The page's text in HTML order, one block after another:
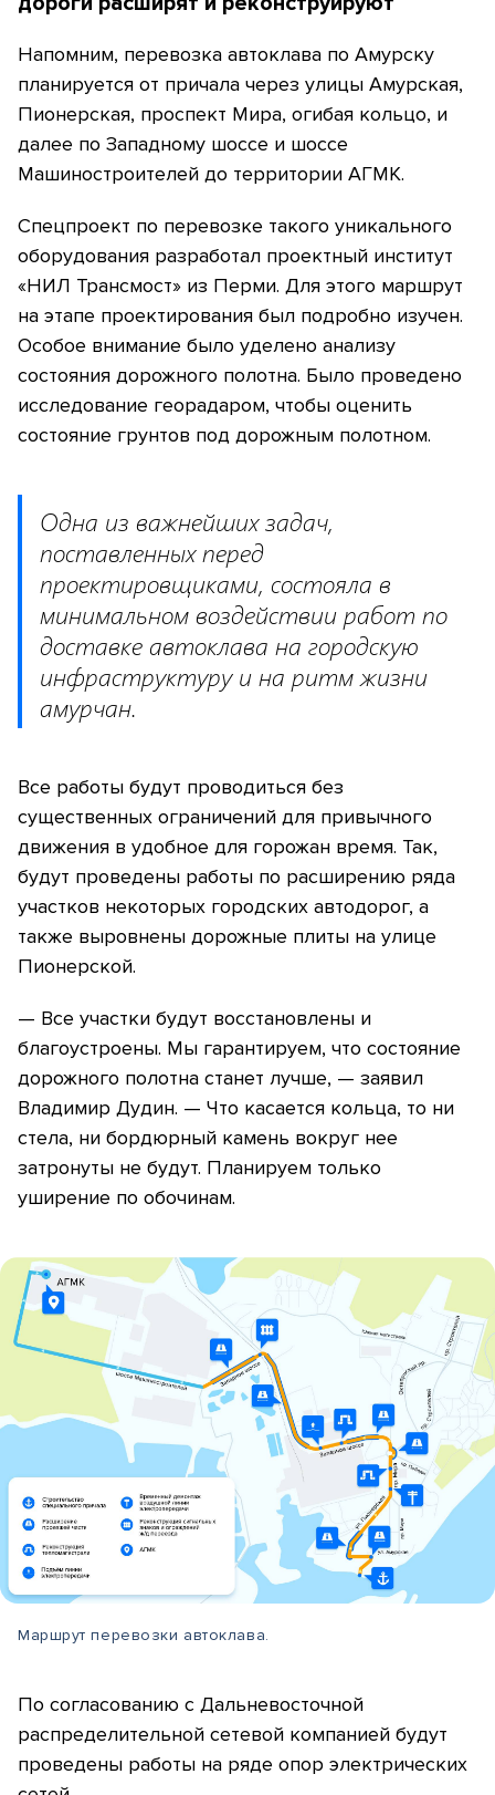
Напомним, перевозка автоклава по Амурску
планируется от причала через улицы Амурская,
Пионерская, проспект Мира, огибая кольцо, и
далее по Западному шоссе и шоссе
Машиностроителей до территории АГМК.
Спецпроект по перевозке такого уникального
оборудования разработал проектный институт
«НИЛ Трансмост» из Перми. Для этого маршрут
на этапе проектирования был подробно изучен.
Особое внимание было уделено анализу
состояния дорожного полотна. Было проведено
исследование георадаром, чтобы оценить
состояние грунтов под дорожным полотном.
Одна из важнейших задач,
поставленных перед
проектировщиками, состояла в
минимальном воздействии работ по
доставке автоклава на городскую
инфраструктуру и на ритм жизни
амурчан.
Все работы будут проводиться без
существенных ограничений для привычного
движения в удобное для горожан время. Так,
будут проведены работы по расширению ряда
участков некоторых городских автодорог, а
также выровнены дорожные плиты на улице
Пионерской.
— Все участки будут восстановлены и
благоустроены. Мы гарантируем, что состояние
дорожного полотна станет лучше, — заявил
Владимир Дудин. — Что касается кольца, то ни
стела, ни бордюрный камень вокруг нее
затронуты не будут. Планируем только
уширение по обочинам.
Маршрут перевозки автоклава.
По согласованию с Дальневосточной
распределительной сетевой компанией будут
проведены работы на ряде опор электрических